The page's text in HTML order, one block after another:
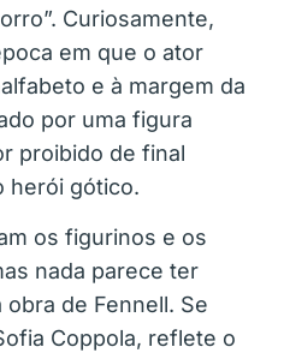
Curiosamente,
em que o ator
e à margem da
por uma figura
proibido de final
herói gótico.
os figurinos e os
nada parece ter
de Fennell. Se
Coppola, reflete o